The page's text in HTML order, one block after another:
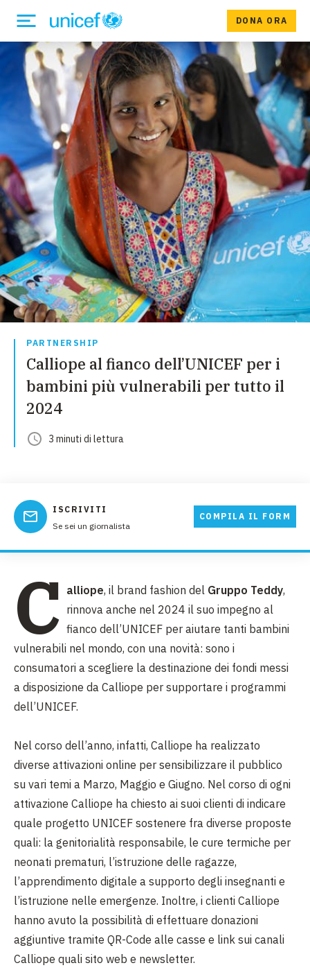
DONA ORA
PARTNERSHIP
Calliope al fianco dell’UNICEF per i
bambini più vulnerabili per tutto il
2024
3 minuti di lettura
ISCRIVITI
Se sei un giornalista
COMPILA IL FORM
C alliope, il brand fashion del Gruppo Teddy,
rinnova anche nel 2024 il suo impegno al
fianco dell’UNICEF per aiutare tanti bambini
vulnerabili nel mondo, con una novità: sono i
consumatori a scegliere la destinazione dei fondi messi
a disposizione da Calliope per supportare i programmi
dell’UNICEF.
Nel corso dell’anno, infatti, Calliope ha realizzato
diverse attivazioni online per sensibilizzare il pubblico
su vari temi a Marzo, Maggio e Giugno. Nel corso di ogni
attivazione Calliope ha chiesto ai suoi clienti di indicare
quale progetto UNICEF sostenere fra diverse proposte
quali: la genitorialità responsabile, le cure termiche per
neonati prematuri, l’istruzione delle ragazze,
l’apprendimento digitale a supporto degli insegnanti e
l’istruzione nelle emergenze. Inoltre, i clienti Calliope
hanno avuto la possibilità di effettuare donazioni
aggiuntive tramite QR-Code alle casse e link sui canali
Calliope quali sito web e newsletter.